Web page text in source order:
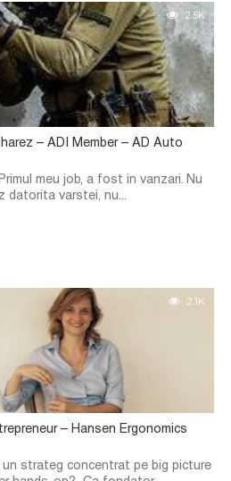
2.5K
– ADI Member – AD Auto
meu job, a fost in vanzari. Nu
datorita varstei, nu...
2.1K
– Hansen Ergonomics
strateg concentrat pe big picture